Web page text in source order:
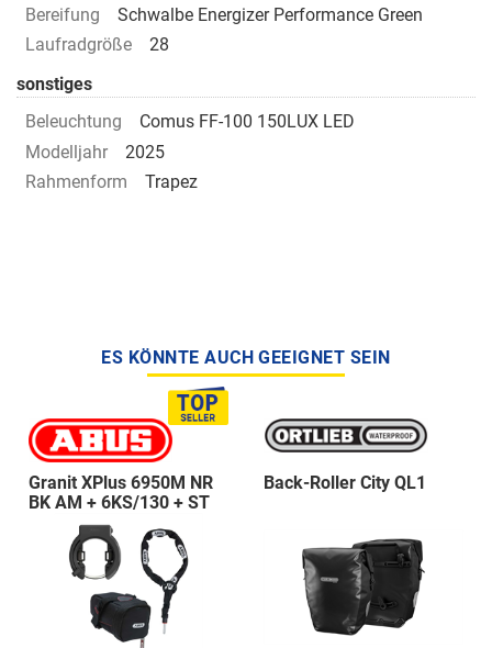
Bereifung
Schwalbe Energizer Performance Green
Laufradgröße
28
sonstiges
Beleuchtung
Comus FF-100 150LUX LED
Modelljahr
2025
Rahmenform
Trapez
ES KÖNNTE AUCH GEEIGNET SEIN
Granit XPlus 6950M NR
BK AM + 6KS/130 + ST
Back-Roller City QL1